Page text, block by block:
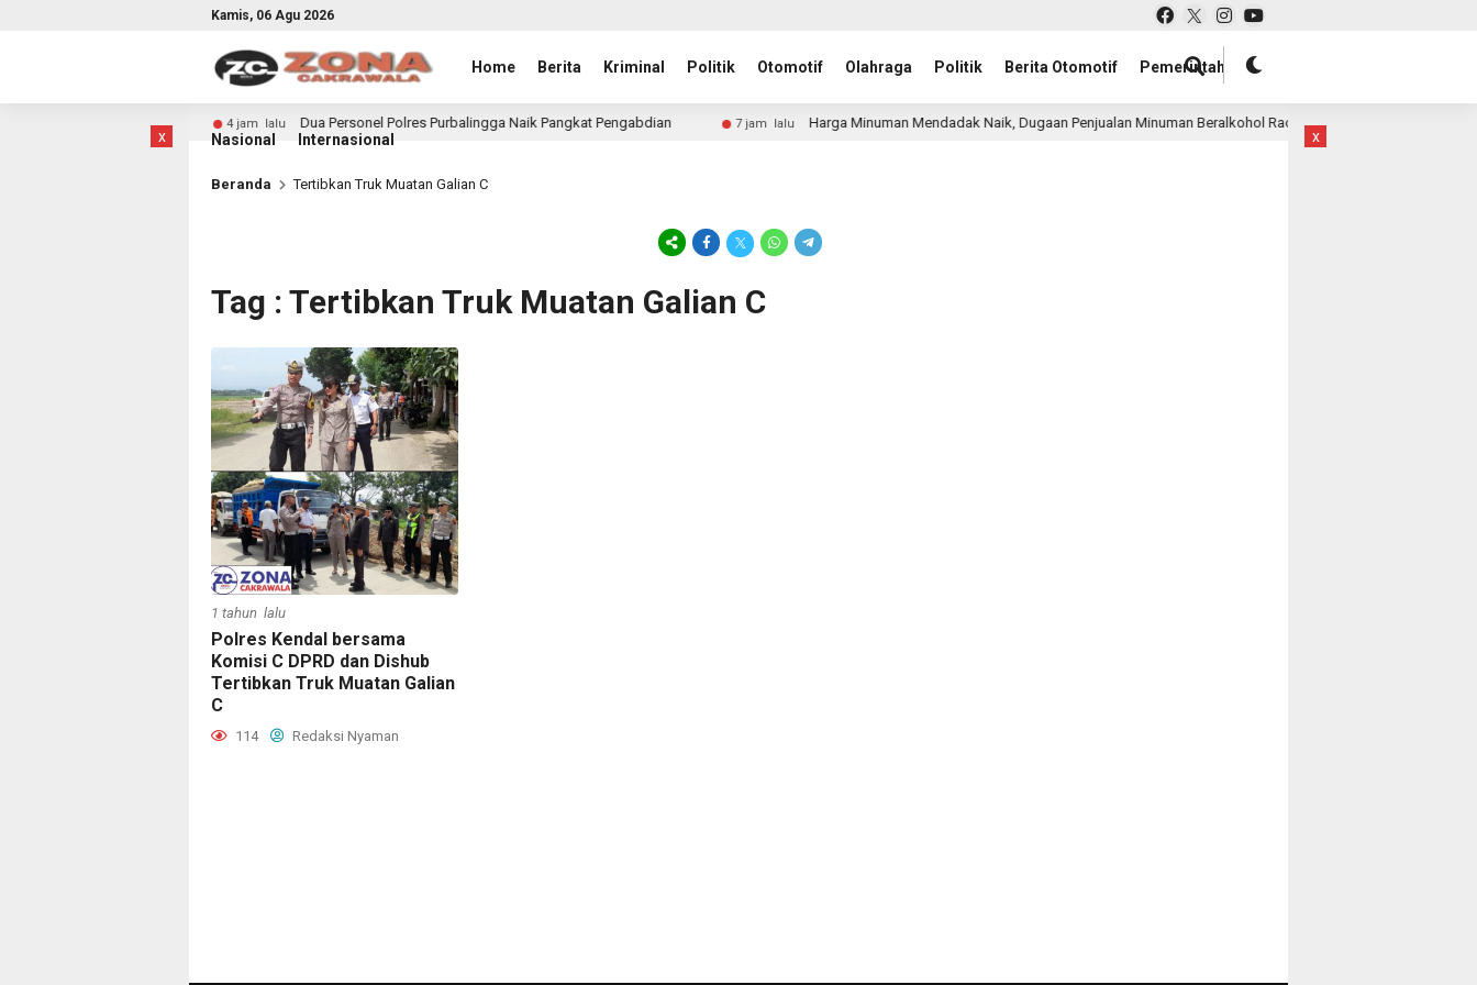
Kamis, 06 Agu 2026
Home Berita Kriminal Politik Otomotif Olahraga Politik Berita Otomotif Pemerintah
Nasional Internasional
x
4 jam lalu Dua Personel Polres Purbalingga Naik Pangkat Pengabdian 7 jam lalu Harga Minuman Mendadak Naik, Dugaan Penjualan Minuman Beralkohol Racikan di Nancy Club Surabaya
Beranda Tertibkan Truk Muatan Galian C
Tag : Tertibkan Truk Muatan Galian C
1 tahun lalu
Polres Kendal bersama
Komisi C DPRD dan Dishub
Tertibkan Truk Muatan Galian
C
114 Redaksi Nyaman
x